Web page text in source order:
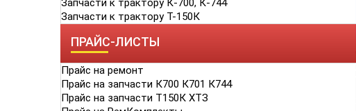
Запчасти к трактору К-700, К-744
Запчасти к трактору Т-150К
ПРАЙС-ЛИСТЫ
Прайс на ремонт
Прайс на запчасти К700 К701 К744
Прайс на запчасти Т150К ХТЗ